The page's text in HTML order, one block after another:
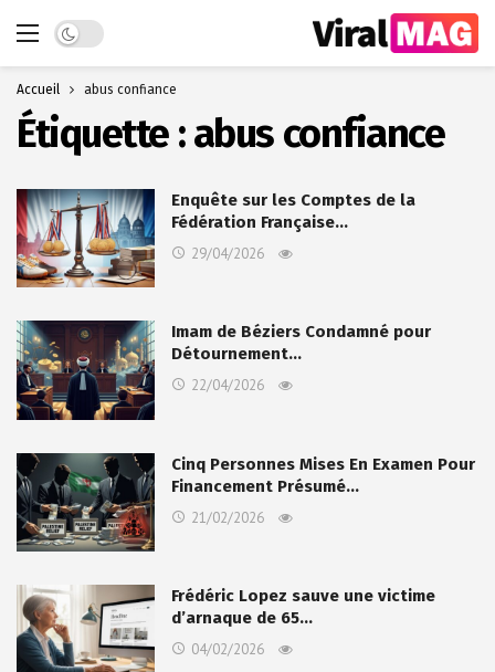
Dark mode
Accueil abus confiance
Étiquette :abus confiance
Enquête sur les Comptes de la
Fédération Française…
29/04/2026
Imam de Béziers Condamné pour
Détournement…
22/04/2026
Cinq Personnes Mises En Examen Pour
Financement Présumé…
21/02/2026
Frédéric Lopez sauve une victime
d’arnaque de 65…
04/02/2026